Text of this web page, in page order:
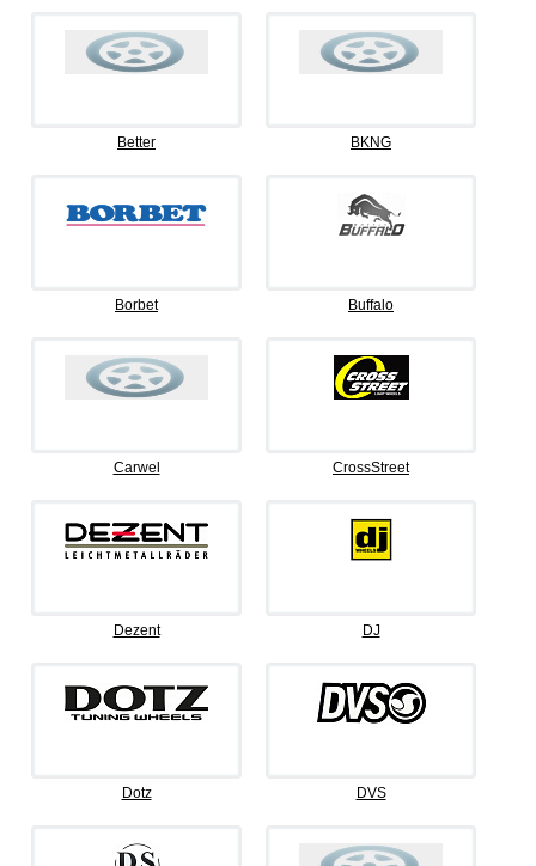
Better BKNG
Borbet Buffalo
Carwel CrossStreet
Dezent DJ
Dotz DVS